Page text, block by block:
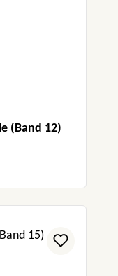
(Band 12)